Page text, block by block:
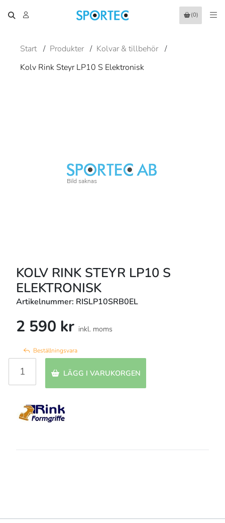
(0)
Start / Produkter / Kolvar & tillbehör /
Kolv Rink Steyr LP10 S Elektronisk
KOLV RINK STEYR LP10 S
ELEKTRONISK
Artikelnummer: RISLP10SRB0EL
2 590 kr inkl. moms
Beställningsvara
LÄGG I VARUKORGEN